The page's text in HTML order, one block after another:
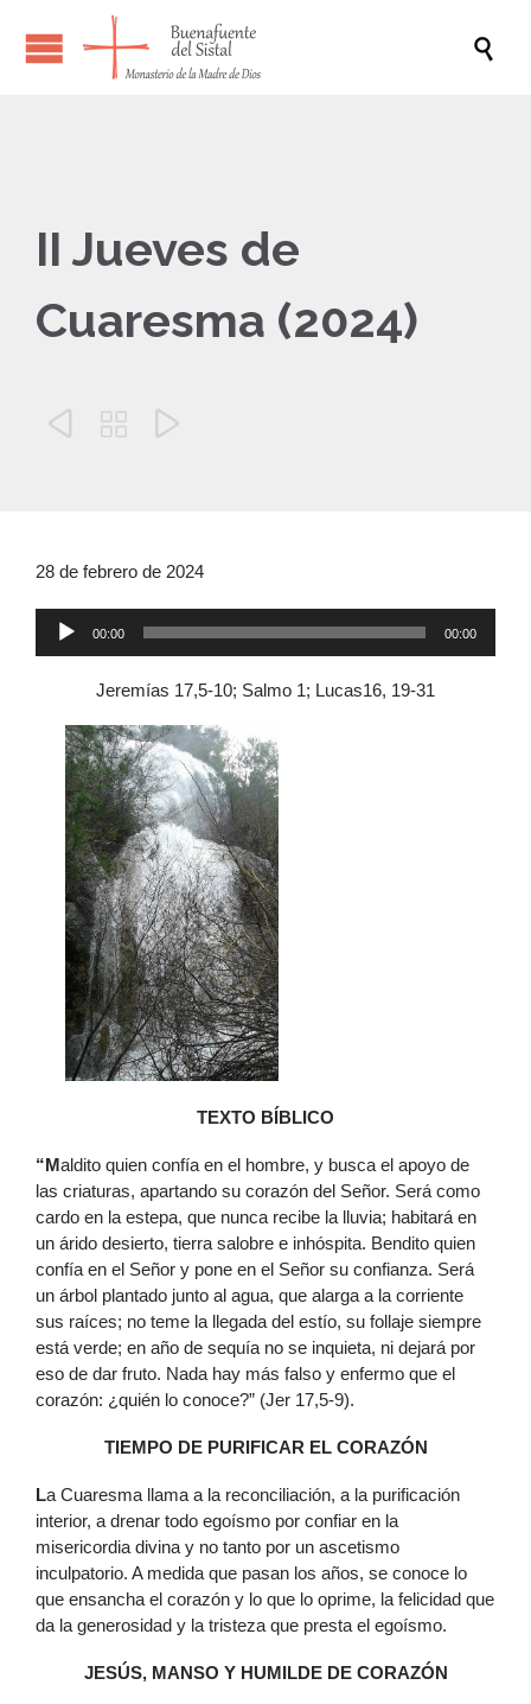

II Jueves de
Cuaresma (2024)
  
28 de febrero de 2024
00:00 00:00
Jeremías 17,5-10; Salmo 1; Lucas16, 19-31
TEXTO BÍBLICO
“Maldito quien confía en el hombre, y busca el apoyo de
las criaturas, apartando su corazón del Señor. Será como
cardo en la estepa, que nunca recibe la lluvia; habitará en
un árido desierto, tierra salobre e inhóspita. Bendito quien
confía en el Señor y pone en el Señor su confianza. Será
un árbol plantado junto al agua, que alarga a la corriente
sus raíces; no teme la llegada del estío, su follaje siempre
está verde; en año de sequía no se inquieta, ni dejará por
eso de dar fruto. Nada hay más falso y enfermo que el
corazón: ¿quién lo conoce?” (Jer 17,5-9).
TIEMPO DE PURIFICAR EL CORAZÓN
La Cuaresma llama a la reconciliación, a la purificación
interior, a drenar todo egoísmo por confiar en la
misericordia divina y no tanto por un ascetismo
inculpatorio. A medida que pasan los años, se conoce lo
que ensancha el corazón y lo que lo oprime, la felicidad que
da la generosidad y la tristeza que presta el egoísmo.
JESÚS, MANSO Y HUMILDE DE CORAZÓN